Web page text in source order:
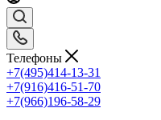
Телефоны
+7(495)414-13-31
+7(916)416-51-70
+7(966)196-58-29